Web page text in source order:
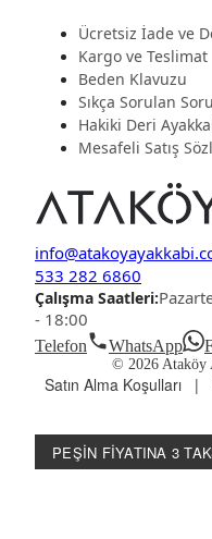
Ücretsiz İade ve
Kargo ve Teslimat
Beden Klavuzu
Sıkça Sorulan
Hakiki Deri
Mesafeli Satış
533 282 6860
Çalışma Saatleri:
- 18:00
Telefon WhatsApp
© 2026 Ataköy
Satın Alma Koşulları |
PEŞIN FIYATINA 3